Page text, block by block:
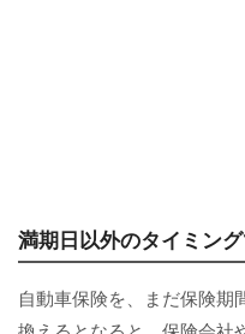
満期日以外のタイミン
自動車保険を、まだ保険期